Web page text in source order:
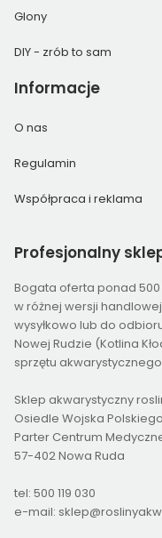
Glony
DIY - zrób to sam
Informacje
O nas
Regulamin
Współpraca i reklama
Profesjonalny
Bogata oferta ponad
w różnej wersji
wysyłkowo lub do
Nowej Rudzie (Kotlina
sprzętu
Sklep akwarystyczny
Osiedle Wojska
Parter Centrum
57-402 Nowa Ruda
tel: 500 119 030
e-mail: